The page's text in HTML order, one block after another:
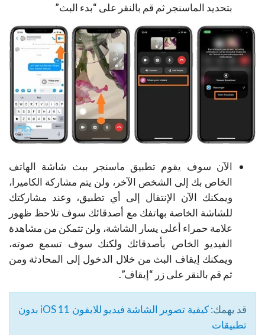
بتحديد الماسنجر ثم قم بالنقر على “بدء البث”
الآن سوف يقوم تطبيق ماسنجر ببث شاشة الهاتف
الخاص بك إلى الشخص الآخر، ولن يتم مشاركة الكاميرا،
ويمكنك الآن الإنتقال إلى أي تطبيق، وعند مشاركتك
للشاشة الخاصة بهاتفك مع أصدقائك سوف تلاحظ ظهور
علامة حمراء أعلى يسار الشاشة، ولن تتمكن من مشاهدة
الفيديو الخاص بأصدقائك ولكنك سوف تسمع صوته،
ويمكنك إيقاف البث من خلال الدخول إلى المحادثة ومن
ثم قم بالنقر على زر “إيقاف”.
قد يهمك:
كيفية تصوير الشاشة فيديو للايفون iOS 11 بدون
تطبيقات